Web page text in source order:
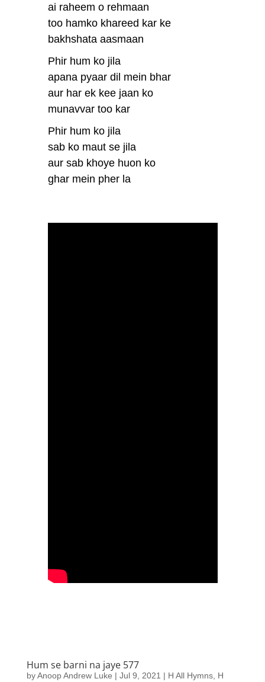
ai raheem o rehmaan
too hamko khareed kar ke
bakhshata aasmaan
Phir hum ko jila
apana pyaar dil mein bhar
aur har ek kee jaan ko
munavvar too kar
Phir hum ko jila
sab ko maut se jila
aur sab khoye huon ko
ghar mein pher la
Hum se barni na jaye 577
byAnoop Andrew Luke | Jul 9, 2021 | H All Hymns, H